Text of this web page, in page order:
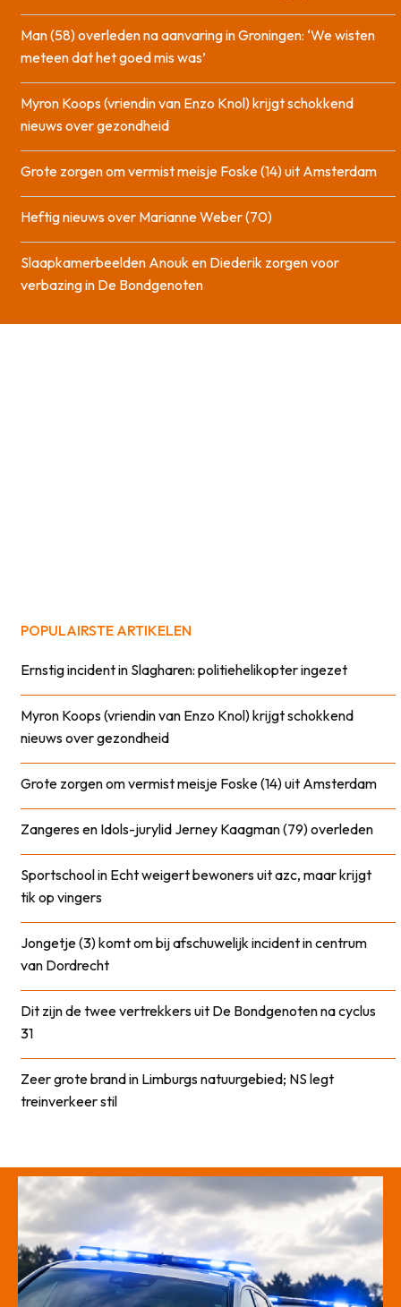
Man (58) overleden na aanvaring in Groningen: ‘We wisten
meteen dat het goed mis was’
Myron Koops (vriendin van Enzo Knol) krijgt schokkend
nieuws over gezondheid
Grote zorgen om vermist meisje Foske (14) uit Amsterdam
Heftig nieuws over Marianne Weber (70)
Slaapkamerbeelden Anouk en Diederik zorgen voor
verbazing in De Bondgenoten
POPULAIRSTE ARTIKELEN
Ernstig incident in Slagharen: politiehelikopter ingezet
Myron Koops (vriendin van Enzo Knol) krijgt schokkend
nieuws over gezondheid
Grote zorgen om vermist meisje Foske (14) uit Amsterdam
Zangeres en Idols-jurylid Jerney Kaagman (79) overleden
Sportschool in Echt weigert bewoners uit azc, maar krijgt
tik op vingers
Jongetje (3) komt om bij afschuwelijk incident in centrum
van Dordrecht
Dit zijn de twee vertrekkers uit De Bondgenoten na cyclus
31
Zeer grote brand in Limburgs natuurgebied; NS legt
treinverkeer stil